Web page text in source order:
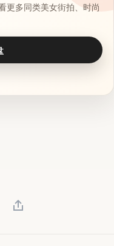
更多同类美女街拍、时尚